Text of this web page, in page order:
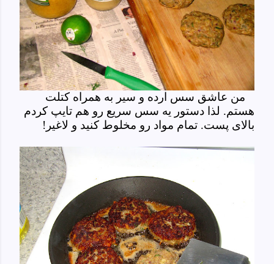
من عاشق سس ارده و سیر به همراه کتلت
هستم. لذا دستور یه سس سریع رو هم تایپ کردم
بالای پست. تمام مواد رو مخلوط کنید و لاغیر!